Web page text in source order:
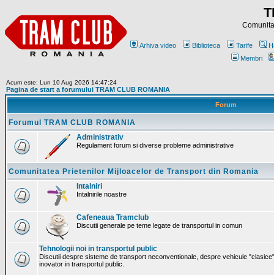
Arhiva video Biblioteca Tarife
Membri
Acum este: Lun 10 Aug 2026 14:47:24
Pagina de start a forumului TRAM CLUB ROMANIA
Forum
Forumul TRAM CLUB ROMANIA
Administrativ
Regulament forum si diverse probleme administrative
Comunitatea Prietenilor Mijloacelor de Transport din Romania
Intalniri
Intalnirile noastre
Cafeneaua Tramclub
Discutii generale pe teme legate de transportul in comun
Tehnologii noi in transportul public
Discutii despre sisteme de transport neconventionale, despre vehicule
inovator in transportul public.